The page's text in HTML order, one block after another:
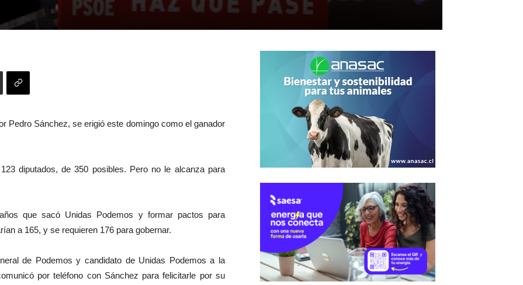
Pedro Sánchez, se erigió este domingo como el ganador
diputados, de 350 posibles. Pero no le alcanza para
que sacó Unidas Podemos y formar pactos para
a 165, y se requieren 176 para gobernar.
de Podemos y candidato de Unidas Podemos a la
por teléfono con Sánchez para felicitarle por su